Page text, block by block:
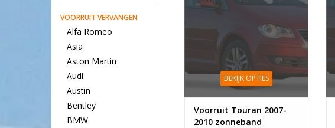
VOORRUIT VERVANGEN
Alfa Romeo
Asia
Aston Martin
Audi
Austin
Bentley
BMW
BEKIJK OPTIES
Voorruit Touran 2007-
2010 zonneband